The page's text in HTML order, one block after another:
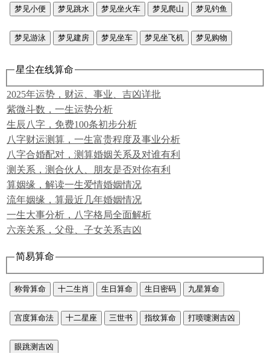
梦见小便 梦见跳水 梦见坐火车 梦见爬山 梦见钓鱼
梦见游泳 梦见建房 梦见坐车 梦见坐飞机 梦见购物
星尘在线算命
2025年运势，财运、事业、吉凶详批
紫微斗数，一生运势分析
生辰八字，免费100条初步分析
八字财运测算，一生富贵程度及事业分析
八字合婚配对，测算婚姻关系及对谁有利
测关系，测合伙人、朋友是否对你有利
算姻缘，解读一生爱情婚姻情况
流年姻缘，算最近几年婚姻情况
一生大事分析，八字格局全面解析
六亲关系，父母、子女关系吉凶
简易算命
称骨算命 十二生肖 生日算命 生日密码 九星算命
宫度算命法 十二星座 三世书 指纹算命 打喷嚏测吉凶
眼跳测吉凶